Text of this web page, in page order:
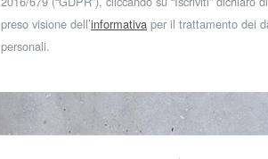
preso visione dell’informativa per il trattamento dei
personali.